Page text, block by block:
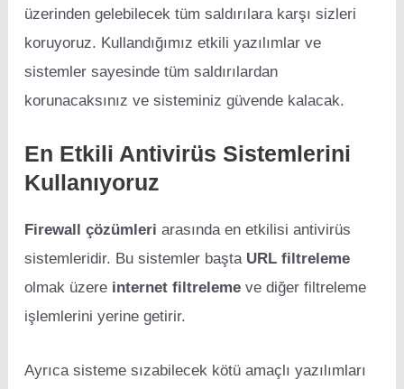
üzerinden gelebilecek tüm saldırılara karşı sizleri
koruyoruz. Kullandığımız etkili yazılımlar ve
sistemler sayesinde tüm saldırılardan
korunacaksınız ve sisteminiz güvende kalacak.
En Etkili Antivirüs Sistemlerini
Kullanıyoruz
Firewall çözümleri arasında en etkilisi antivirüs
sistemleridir. Bu sistemler başta URL filtreleme
olmak üzere internet filtrelemeve diğer filtreleme
işlemlerini yerine getirir.
Ayrıca sisteme sızabilecek kötü amaçlı yazılımları